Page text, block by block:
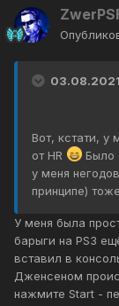
Вот, кстати, у
от HR
Было
у меня
принципе)
У меня была
барыги на PS3
вставил в
Дженсеном
нажмите Start -